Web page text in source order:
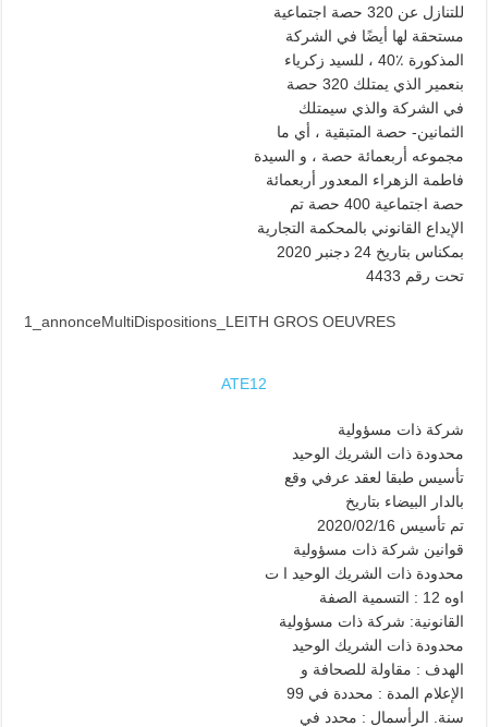
للتنازل عن 320 حصة اجتماعية
مستحقة لها أيضًا في الشركة
المذكورة ٪40 ، للسيد زكرياء
بنعمير الذي يمتلك 320 حصة
في الشركة والذي سيمتلك
الثمانين- حصة المتبقية ، أي ما
مجموعه أربعمائة حصة ، و السيدة
فاطمة الزهراء المعدور أربعمائة
حصة اجتماعية 400 حصة تم
الإيداع القانوني بالمحكمة التجارية
بمكناس بتاريخ 24 دجنبر 2020
تحت رقم 4433
1_annonceMultiDispositions_LEITH GROS OEUVRES
ATE12
شركة ذات مسؤولية
محدودة ذات الشريك الوحيد
تأسيس طبقا لعقد عرفي وقع
بالدار البيضاء بتاريخ
2020/02/16 تم تأسيس
قوانين شركة ذات مسؤولية
محدودة ذات الشريك الوحيد ا ت
اوه 12 : التسمية الصفة
القانونية: شركة ذات مسؤولية
محدودة ذات الشريك الوحيد
الهدف : مقاولة للصحافة و
الإعلام المدة : محددة في 99
سنة. الرأسمال : محدد في